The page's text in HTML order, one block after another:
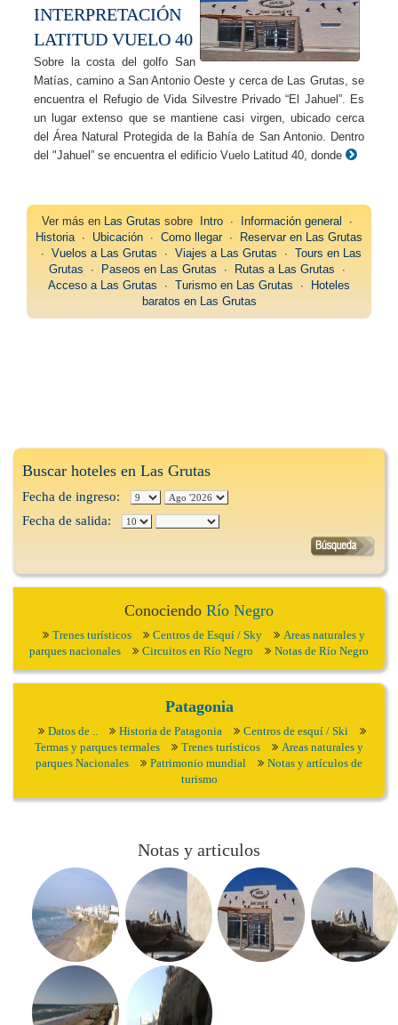
INTERPRETACIÓN
LATITUD VUELO 40
Sobre la costa del golfo San
Matías, camino a San Antonio Oeste y cerca de Las Grutas, se
encuentra el Refugio de Vida Silvestre Privado “El Jahuel”. Es
un lugar extenso que se mantiene casi virgen, ubicado cerca
del Área Natural Protegida de la Bahía de San Antonio. Dentro
del "Jahuel” se encuentra el edificio Vuelo Latitud 40, donde
Ver más en Las Grutas sobre Intro ∙ Información general
∙
Historia ∙ Ubicación ∙ Como llegar∙
Reservar en Las Grutas
∙ Vuelos a Las Grutas ∙ Viajes a Las Grutas ∙ Tours en Las
Grutas ∙ Paseos en Las Grutas ∙ Rutas a Las Grutas ∙
Acceso a Las Grutas ∙ Turismo en Las Grutas ∙
Hoteles
baratos en Las Grutas
Buscar hoteles en Las Grutas
Fecha de ingreso:
Fecha de salida:
Conociendo Río Negro
Trenes turísticos Centros de Esquí / Sky
Areas naturales y
parques nacionales
Circuitos en Río Negro Notas de Río Negro
Patagonia
Datos de .. Historia de Patagonia
Centros de esquí / Ski
Termas y parques termales
Trenes turísticos
Areas naturales y
parques Nacionales
Patrimonio mundial
Notas y artículos de
turismo
Notas y articulos